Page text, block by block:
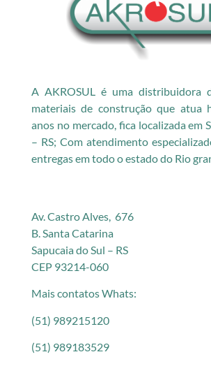
A AKROSUL é uma distribuidora
materiais de construção que atua
anos no mercado, fica localizada em
– RS; Com atendimento
entregas em todo o estado do Rio
Av. Castro Alves, 676
B. Santa Catarina
Sapucaia do Sul – RS
CEP 93214-060
Mais contatos Whats:
(51) 989215120
(51) 989183529